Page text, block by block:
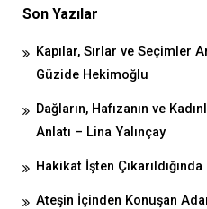
Son Yazılar
Kapılar, Sırlar ve Seçimler
Güzide Hekimoğlu
Dağların, Hafızanın ve
Anlatı – Lina Yalınçay
Hakikat İşten
Ateşin İçinden Konuşan